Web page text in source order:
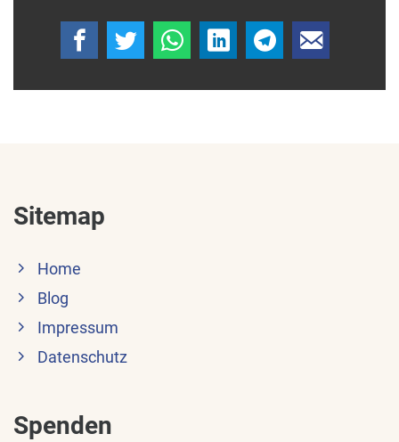
Sitemap
Home
Blog
Impressum
Datenschutz
Spenden